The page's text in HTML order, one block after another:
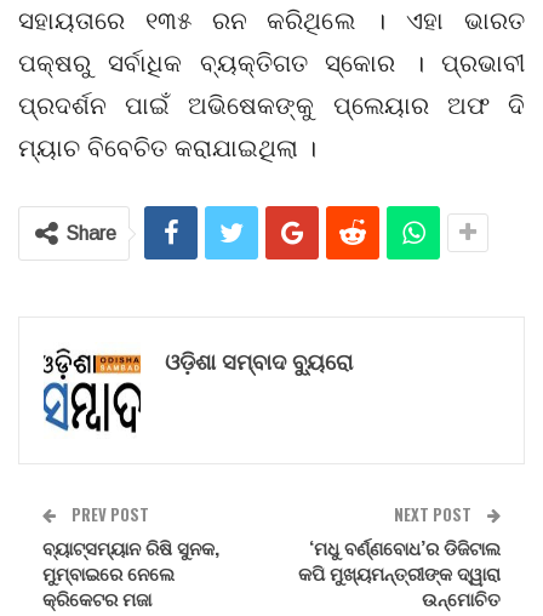
ସହାୟତାରେ ୧୩୫ ରନ କରିଥିଲେ । ଏହା ଭାରତ
ପକ୍ଷରୁ ସର୍ବାଧିକ ବ୍ୟକ୍ତିଗତ ସ୍କୋର । ପ୍ରଭାବୀ
ପ୍ରଦର୍ଶନ ପାଇଁ ଅଭିଷେକଙ୍କୁ ପ୍ଲେୟାର ଅଫ ଦି
ମ୍ୟାଚ ବିବେଚିତ କରାଯାଇଥିଲା ।
Share
ଓଡ଼ିଶା ସମ୍ବାଦ ବ୍ୟୁରୋ
PREV POST
ବ୍ୟାଟ୍ସମ୍ୟାନ ରିଷି ସୁନକ,
ମୁମ୍ବାଇରେ ନେଲେ
କ୍ରିକେଟର ମଜା
NEXT POST
‘ମଧୁ ବର୍ଣ୍ଣବୋଧ’ର ଡିଜିଟାଲ
କପି ମୁଖ୍ୟମନ୍ତ୍ରୀଙ୍କ ଦ୍ୱାରା
ଉନ୍ମୋଚିତ